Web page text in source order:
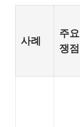
사례
주요
쟁점